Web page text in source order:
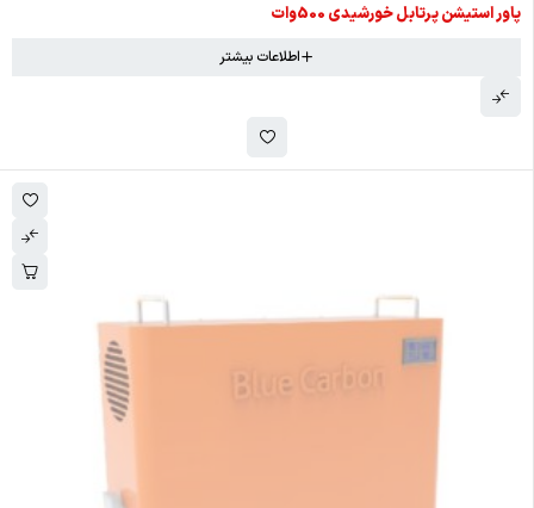
پاور استیشن پرتابل خورشیدی 500وات
اطلاعات بیشتر